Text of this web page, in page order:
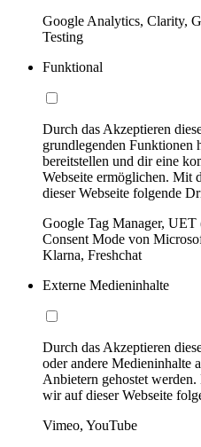
Google Analytics, Clarity,
Testing
Funktional
Durch das Akzeptieren
grundlegenden Funktionen
bereitstellen und dir eine
Webseite ermöglichen. Mit
dieser Webseite folgende
Google Tag Manager,
Consent Mode von
Klarna, Freshchat
Externe Medieninhalte
Durch das Akzeptieren
oder andere Medieninhalte
Anbietern gehostet
wir auf dieser Webseite
Vimeo, YouTube